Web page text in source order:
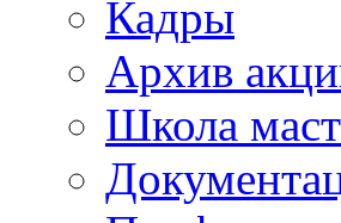
Кадры
Архив
Школа